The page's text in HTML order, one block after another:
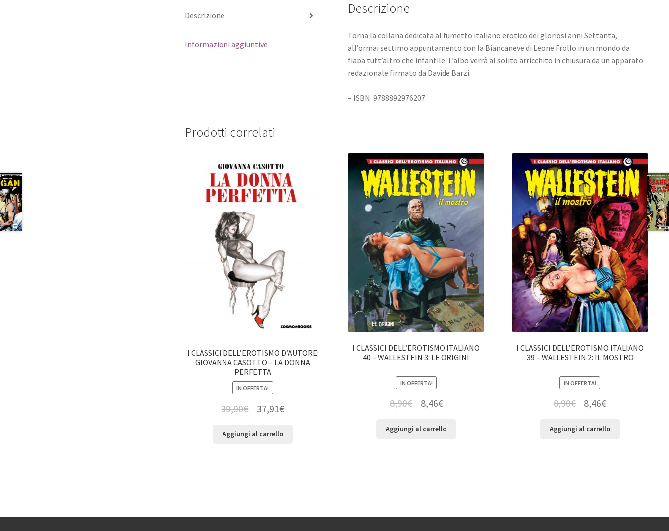
Descrizione
Informazioni aggiuntive
Descrizione
Torna la collana dedicata al fumetto italiano erotico dei gloriosi anni Settanta,
all’ormai settimo appuntamento con la Biancaneve di Leone Frollo in un mondo da
fiaba tutt’altro che infantile! L’albo verrà al solito arricchito in chiusura da un apparato
redazionale firmato da Davide Barzi.
– ISBN: 9788892976207
Prodotti correlati
I CLASSICI DELL’EROTISMO D’AUTORE:
GIOVANNA CASOTTO – LA DONNA
PERFETTA
IN OFFERTA!
39,90€ 37,91€
Aggiungi al carrello
I CLASSICI DELL’EROTISMO ITALIANO
40 – WALLESTEIN 3: LE ORIGINI
IN OFFERTA!
8,90€ 8,46€
Aggiungi al carrello
I CLASSICI DELL’EROTISMO ITALIANO
39 – WALLESTEIN 2: IL MOSTRO
IN OFFERTA!
8,90€ 8,46€
Aggiungi al carrello